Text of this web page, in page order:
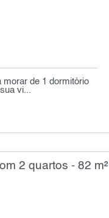
morar de 1 dormitório
vi...
2 quartos - 82 m²